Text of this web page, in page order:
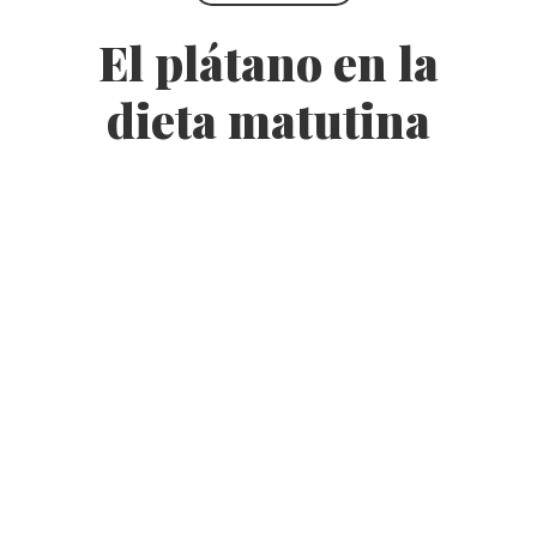
El plátano en la
dieta matutina